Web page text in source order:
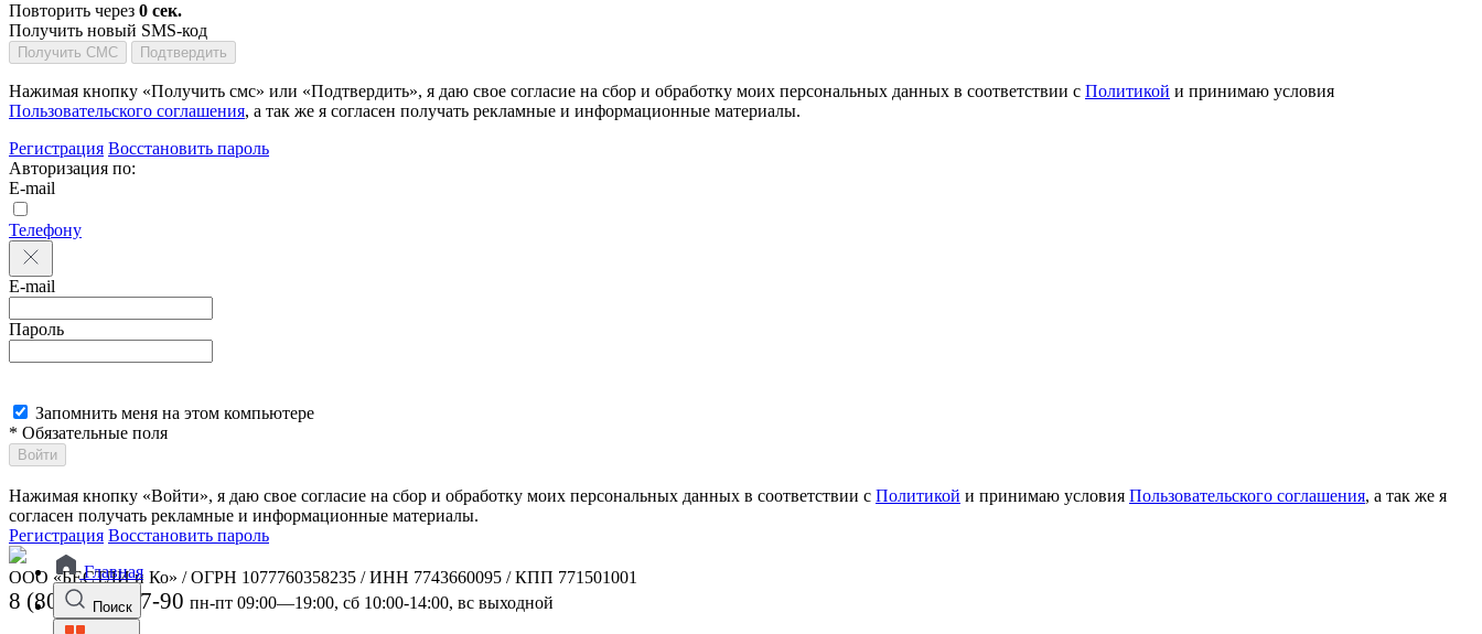
Повторить через 0 сек.
Получить новый SMS-код
Получить СМС Подтвердить
Нажимая кнопку «Получить смс» или «Подтвердить», я даю свое согласие на сбор и обработку моих персональных данных в соответствии с Политикой и принимаю условия
Пользовательского соглашения, а так же я согласен получать рекламные и информационные материалы.
Регистрация Восстановить пароль
Авторизация по:
E-mail
Телефону
E-mail
Пароль
Запомнить меня на этом компьютере
* Обязательные поля
Войти
Нажимая кнопку «Войти», я даю свое согласие на сбор и обработку моих персональных данных в соответствии с Политикой и принимаю условия Пользовательского соглашения, а так же я
согласен получать рекламные и информационные материалы.
Регистрация Восстановить пароль
ООО «БЕСТЛИ и Ко» / ОГРН 1077760358235 / ИНН 7743660095 / КПП 771501001
8 (800) 301-07-90 пн-пт 09:00—19:00, сб 10:00-14:00, вс выходной
Главная
Поиск